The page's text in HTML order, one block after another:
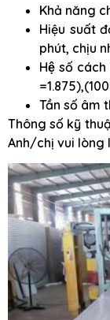
Khả năng
Hiệu suất
phút, chịu
Hệ số
Tần số âm
Thông số kỹ
Anh/chị vui lòng